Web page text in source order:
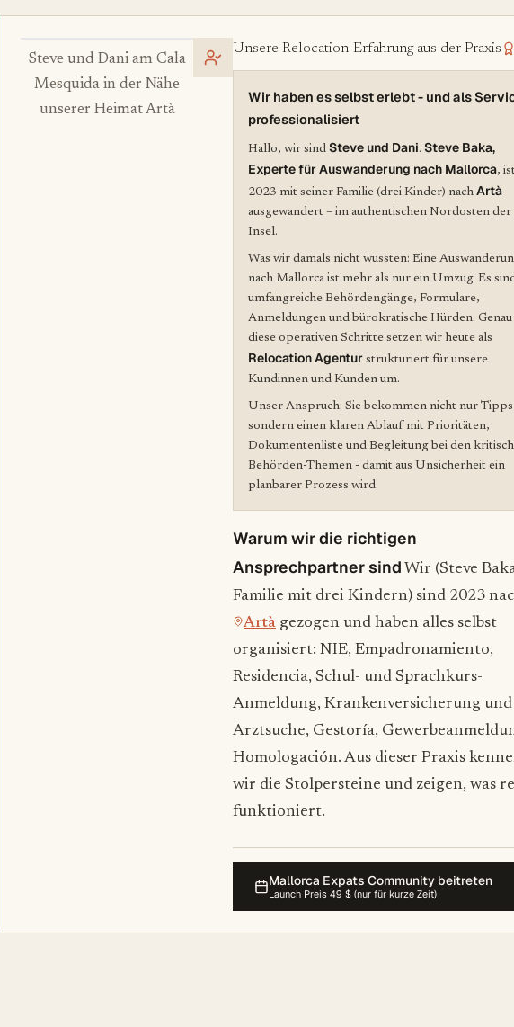
Steve und Dani am Cala
Mesquida in der Nähe
unserer Heimat Artà
Unsere Relocation-Erfahrung aus der Praxis
Wir haben es selbst erlebt - und als
professionalisiert
Hallo, wir sind Steve und Dani. Steve Baka,
Experte für Auswanderung nach Mallorca,
2023 mit seiner Familie (drei Kinder) nach Artà
ausgewandert – im authentischen Nordosten der
Insel.
Was wir damals nicht wussten: Eine
nach Mallorca ist mehr als nur ein Umzug. Es
umfangreiche Behördengänge, Formulare,
Anmeldungen und bürokratische Hürden. Genau
diese operativen Schritte setzen wir heute als
Relocation Agentur strukturiert für unsere
Kundinnen und Kunden um.
Unser Anspruch: Sie bekommen nicht nur
sondern einen klaren Ablauf mit Prioritäten,
Dokumentenliste und Begleitung bei den
Behörden-Themen - damit aus Unsicherheit ein
planbarer Prozess wird.
Warum wir die richtigen
Ansprechpartner sind Wir (Steve
Familie mit drei Kindern) sind 2023
Artà gezogen und haben alles selbst
organisiert: NIE, Empadronamiento,
Residencia, Schul- und Sprachkurs-
Anmeldung, Krankenversicherung und
Arztsuche, Gestoría,
Homologación. Aus dieser Praxis
wir die Stolpersteine und zeigen, was
funktioniert.
Mallorca Expats Community beitreten
Launch Preis 49 $ (nur für kurze Zeit)